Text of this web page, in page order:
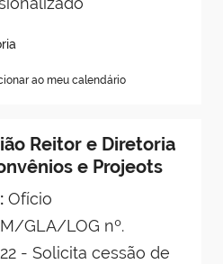
ao meu calendário
Reitor e Diretoria
e Projeots
Ofício
GLA/LOG nº.
- Solicita cessão de